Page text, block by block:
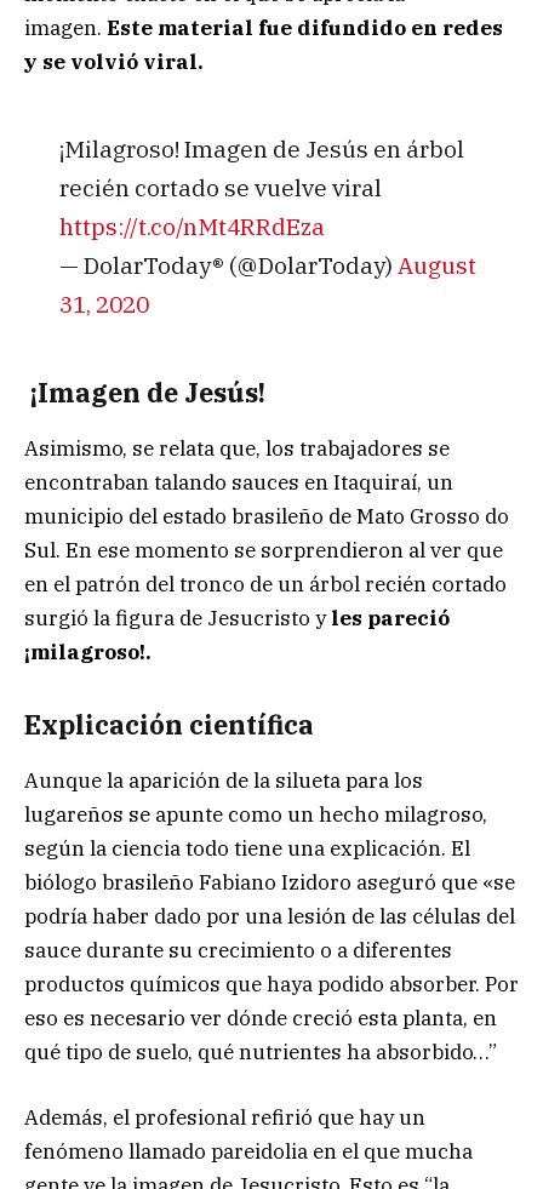
imagen. Este material fue difundido en redes
y se volvió viral.
¡Milagroso! Imagen de Jesús en árbol
recién cortado se vuelve viral
https://t.co/nMt4RRdEza
— DolarToday® (@DolarToday) August
31, 2020
¡Imagen de Jesús!
Asimismo, se relata que, los trabajadores se
encontraban talando sauces en Itaquiraí, un
municipio del estado brasileño de Mato Grosso do
Sul. En ese momento se sorprendieron al ver que
en el patrón del tronco de un árbol recién cortado
surgió la figura de Jesucristo yles pareció
¡milagroso!.
Explicación científica
Aunque la aparición de la silueta para los
lugareños se apunte como un hecho milagroso,
según la ciencia todo tiene una explicación. El
biólogo brasileño Fabiano Izidoro aseguró que «se
podría haber dado por una lesión de las células del
sauce durante su crecimiento o a diferentes
productos químicos que haya podido absorber. Por
eso es necesario ver dónde creció esta planta, en
qué tipo de suelo, qué nutrientes ha absorbido…”
Además, el profesional refirió que hay un
fenómeno llamado pareidolia en el que mucha